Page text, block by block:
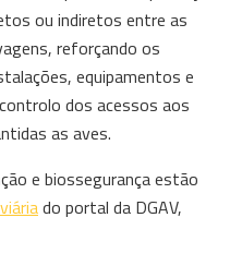
ou indiretos entre as
reforçando os
equipamentos e
dos acessos aos
as aves.
e biossegurança estão
do portal da DGAV,